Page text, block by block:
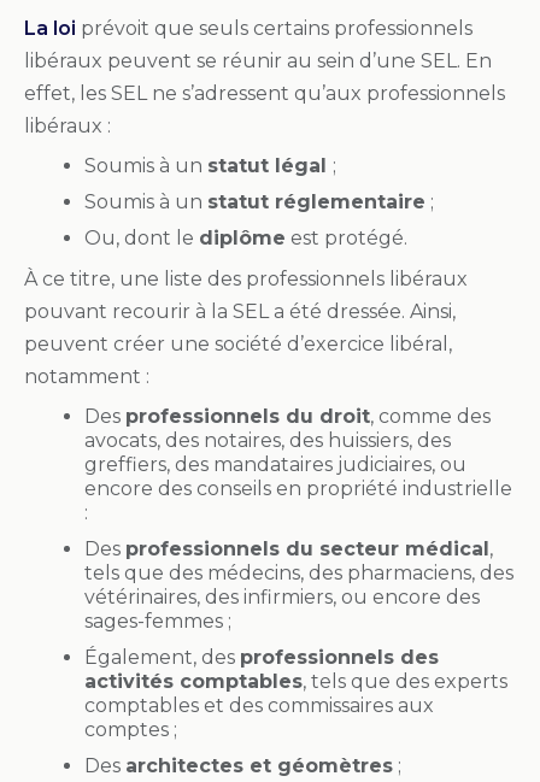
La loi prévoit que seuls certains professionnels
libéraux peuvent se réunir au sein d’une SEL. En
effet, les SEL ne s’adressent qu’aux professionnels
libéraux :
Soumis à un statut légal ;
Soumis à un statut réglementaire ;
Ou, dont le diplôme est protégé.
À ce titre, une liste des professionnels libéraux
pouvant recourir à la SEL a été dressée. Ainsi,
peuvent créer une société d’exercice libéral,
notamment :
Des professionnels du droit, comme des
avocats, des notaires, des huissiers, des
greffiers, des mandataires judiciaires, ou
encore des conseils en propriété industrielle
:
Des professionnels du secteur médical,
tels que des médecins, des pharmaciens, des
vétérinaires, des infirmiers, ou encore des
sages-femmes ;
Également, des professionnels des
activités comptables, tels que des experts
comptables et des commissaires aux
comptes ;
Des architectes et géomètres ;